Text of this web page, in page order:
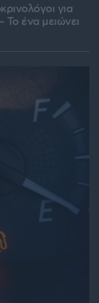
για
ένα μειώνει